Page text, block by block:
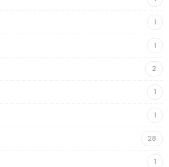
1
1
2
1
1
28
1